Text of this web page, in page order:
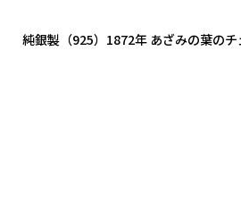
純銀製（925）1872年 あざみの葉の